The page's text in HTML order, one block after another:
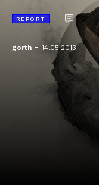
REPORT
gorth -14.05.2013